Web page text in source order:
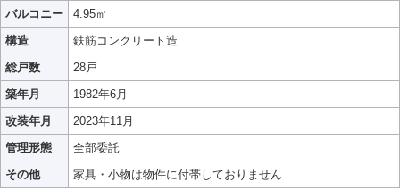
バルコニー
4.95㎡
構造
鉄筋コンクリート造
総戸数
28戸
築年月
1982年6月
改装年月
2023年11月
管理形態
全部委託
その他
家具・小物は物件に付帯しておりません